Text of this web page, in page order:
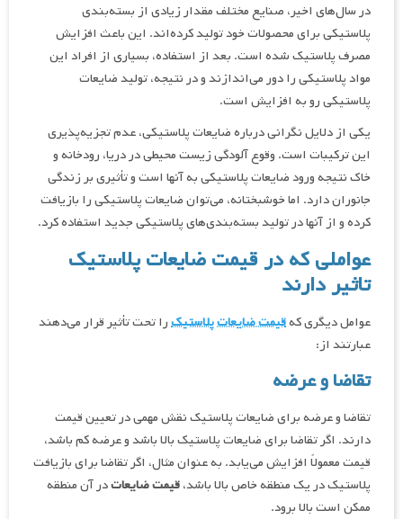
در سال‌های اخیر، صنایع مختلف مقدار زیادی از بسته‌بندی
پلاستیکی برای محصولات خود تولید کرده‌اند. این باعث افزایش
مصرف پلاستیک شده است. بعد از استفاده، بسیاری از افراد این
مواد پلاستیکی را دور می‌اندازند و در نتیجه، تولید ضایعات
پلاستیکی رو به افزایش است.
یکی از دلایل نگرانی درباره ضایعات پلاستیکی، عدم تجزیه‌پذیری
این ترکیبات است. وقوع آلودگی زیست محیطی در دریا، رودخانه و
خاک نتیجه ورود ضایعات پلاستیکی به آنها است و تأثیری بر زندگی
جانوران دارد. اما خوشبختانه، می‌توان ضایعات پلاستیکی را بازیافت
کرده و از آنها در تولید بسته‌بندی‌های پلاستیکی جدید استفاده کرد.
عواملی که در قیمت ضایعات پلاستیک
تاثیر دارند
عوامل دیگری کهقیمت ضایعات پلاستیکرا تحت تأثیر قرار می‌دهند
عبارتند از:
تقاضا و عرضه
تقاضا و عرضه برای ضایعات پلاستیک نقش مهمی در تعیین قیمت
دارند. اگر تقاضا برای ضایعات پلاستیک بالا باشد و عرضه کم باشد،
قیمت معمولاً افزایش می‌یابد. به عنوان مثال، اگر تقاضا برای بازیافت
پلاستیک در یک منطقه خاص بالا باشد،قیمت ضایعاتدر آن منطقه
ممکن است بالا برود.